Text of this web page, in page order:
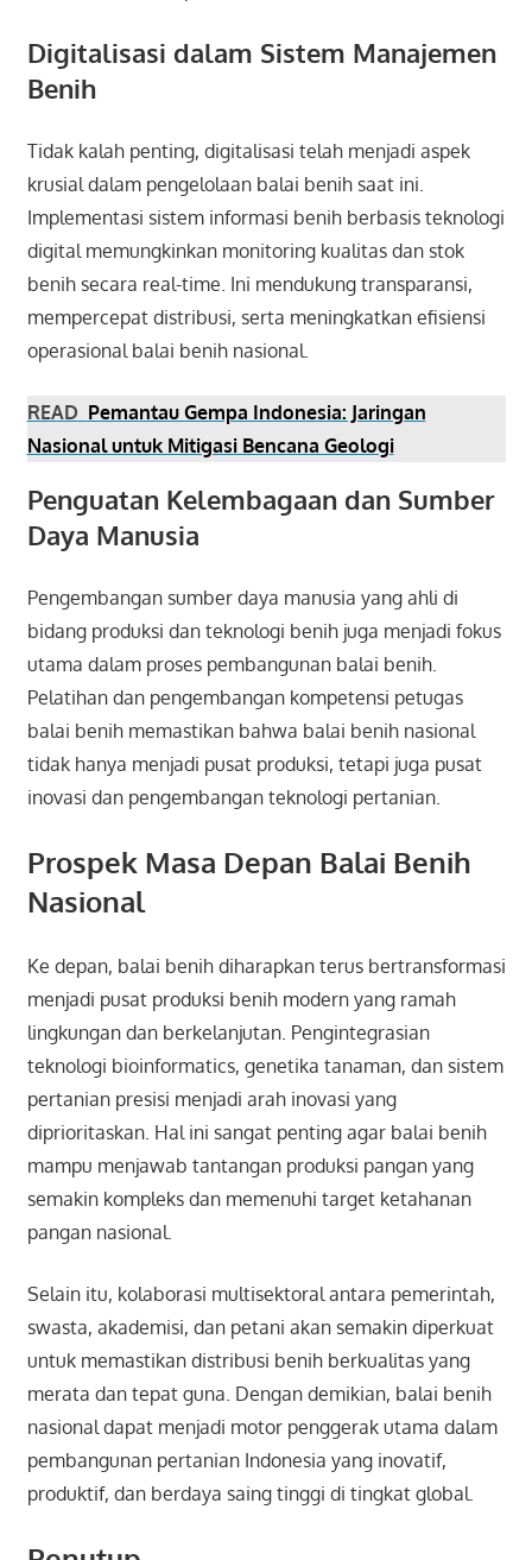
Digitalisasi dalam Sistem Manajemen
Benih
Tidak kalah penting, digitalisasi telah menjadi aspek
krusial dalam pengelolaan balai benih saat ini.
Implementasi sistem informasi benih berbasis teknologi
digital memungkinkan monitoring kualitas dan stok
benih secara real-time. Ini mendukung transparansi,
mempercepat distribusi, serta meningkatkan efisiensi
operasional balai benih nasional.
READ Pemantau Gempa Indonesia: Jaringan
Nasional untuk Mitigasi Bencana Geologi
Penguatan Kelembagaan dan Sumber
Daya Manusia
Pengembangan sumber daya manusia yang ahli di
bidang produksi dan teknologi benih juga menjadi fokus
utama dalam proses pembangunan balai benih.
Pelatihan dan pengembangan kompetensi petugas
balai benih memastikan bahwa balai benih nasional
tidak hanya menjadi pusat produksi, tetapi juga pusat
inovasi dan pengembangan teknologi pertanian.
Prospek Masa Depan Balai Benih
Nasional
Ke depan, balai benih diharapkan terus bertransformasi
menjadi pusat produksi benih modern yang ramah
lingkungan dan berkelanjutan. Pengintegrasian
teknologi bioinformatics, genetika tanaman, dan sistem
pertanian presisi menjadi arah inovasi yang
diprioritaskan. Hal ini sangat penting agar balai benih
mampu menjawab tantangan produksi pangan yang
semakin kompleks dan memenuhi target ketahanan
pangan nasional.
Selain itu, kolaborasi multisektoral antara pemerintah,
swasta, akademisi, dan petani akan semakin diperkuat
untuk memastikan distribusi benih berkualitas yang
merata dan tepat guna. Dengan demikian, balai benih
nasional dapat menjadi motor penggerak utama dalam
pembangunan pertanian Indonesia yang inovatif,
produktif, dan berdaya saing tinggi di tingkat global.